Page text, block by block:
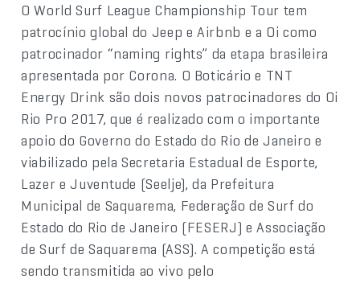
O World Surf League Championship Tour tem
patrocínio global do Jeep e Airbnb e a Oi como
patrocinador “naming rights” da etapa brasileira
apresentada por Corona. O Boticário e TNT
Energy Drink são dois novos patrocinadores do Oi
Rio Pro 2017, que é realizado com o importante
apoio do Governo do Estado do Rio de Janeiro e
viabilizado pela Secretaria Estadual de Esporte,
Lazer e Juventude (Seelje), da Prefeitura
Municipal de Saquarema, Federação de Surf do
Estado do Rio de Janeiro (FESERJ) e Associação
de Surf de Saquarema (ASS). A competição está
sendo transmitida ao vivo pelo